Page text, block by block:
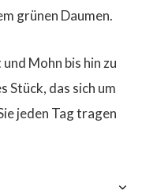
grünen Daumen.
Mohn bis hin zu
Stück, das sich um
jeden Tag tragen